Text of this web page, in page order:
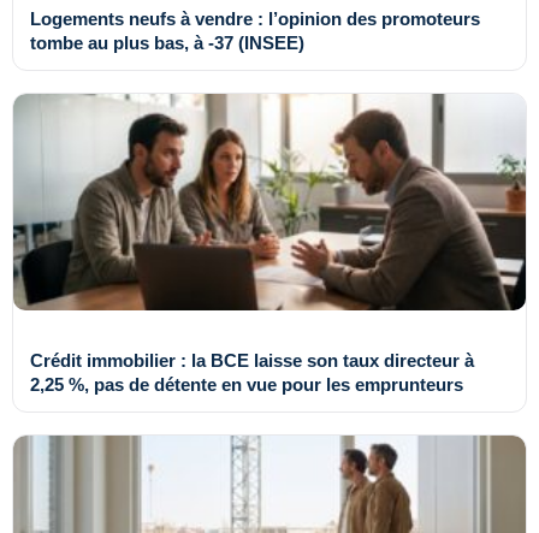
Logements neufs à vendre : l’opinion des promoteurs
tombe au plus bas, à -37 (INSEE)
Crédit immobilier : la BCE laisse son taux directeur à
2,25 %, pas de détente en vue pour les emprunteurs